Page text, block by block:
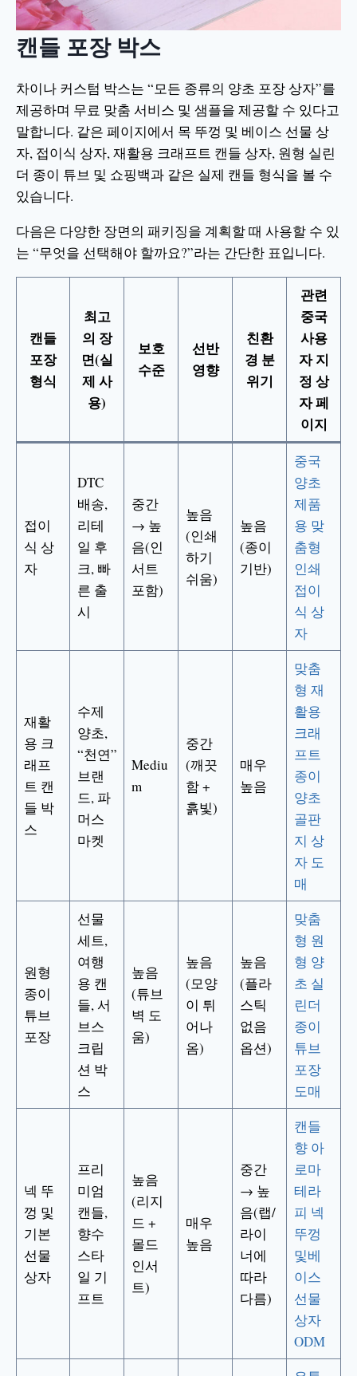
캔들 포장 박스
차이나 커스텀 박스는 “모든 종류의 양초 포장 상자”를
제공하며 무료 맞춤 서비스 및 샘플을 제공할 수 있다고
말합니다. 같은 페이지에서 목 뚜껑 및 베이스 선물 상
자, 접이식 상자, 재활용 크래프트 캔들 상자, 원형 실린
더 종이 튜브 및 쇼핑백과 같은 실제 캔들 형식을 볼 수
있습니다.
다음은 다양한 장면의 패키징을 계획할 때 사용할 수 있
는 “무엇을 선택해야 할까요?”라는 간단한 표입니다.
캔들
포장
형식
최고
의 장
면(실
제 사
용)
보호
수준
선반
영향
친환
경 분
위기
관련
중국
사용
자 지
정 상
자 페
이지
접이
식 상
자
DTC
배송,
리테
일 후
크, 빠
른 출
시
중간
→ 높
음(인
서트
포함)
높음
(인쇄
하기
쉬움)
높음
(종이
기반)
중국
양초
제품
용 맞
춤형
인쇄
접이
식 상
자
재활
용 크
래프
트 캔
들 박
스
수제
양초,
“천연”
브랜
드, 파
머스
마켓
Mediu
m
중간
(깨끗
함 +
흙빛)
매우
높음
맞춤
형 재
활용
크래
프트
종이
양초
골판
지 상
자 도
매
원형
종이
튜브
포장
선물
세트,
여행
용 캔
들, 서
브스
크립
션 박
스
높음
(튜브
벽 도
움)
높음
(모양
이 튀
어나
옴)
높음
(플라
스틱
없음
옵션)
맞춤
형 원
형 양
초 실
린더
종이
튜브
포장
도매
넥 뚜
껑 및
기본
선물
상자
프리
미엄
캔들,
향수
스타
일 기
프트
높음
(리지
드 +
몰드
인서
트)
매우
높음
중간
→ 높
음(랩/
라이
너에
따라
다름)
캔들
향 아
로마
테라
피 넥
뚜껑
및베
이스
선물
상자
ODM